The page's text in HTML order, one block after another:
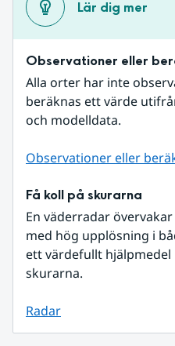
Lär dig mer
Observationer eller
Alla orter har inte
beräknas ett värde
och modelldata.
Observationer eller
Få koll på skurarna
En väderradar
med hög upplösning i
ett värdefullt hjälpmedel
skurarna.
Radar